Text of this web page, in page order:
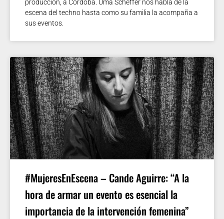
producción, a Córdoba. Uma Scheffer nos habla de la
escena del techno hasta como su familia la acompaña a
sus eventos.
#MujeresEnEscena – Cande Aguirre: “A la
hora de armar un evento es esencial la
importancia de la intervención femenina”